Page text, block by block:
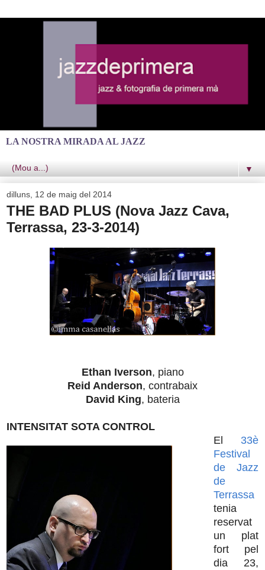
LA NOSTRA MIRADA AL JAZZ
▼
dilluns, 12 de maig del 2014
THE BAD PLUS (Nova Jazz Cava,
Terrassa, 23-3-2014)
Ethan Iverson, piano
Reid Anderson, contrabaix
David King, bateria
INTENSITAT SOTA CONTROL
El 33è
Festival
de Jazz
de
Terrassa
tenia
reservat
un plat
fort pel
dia 23,